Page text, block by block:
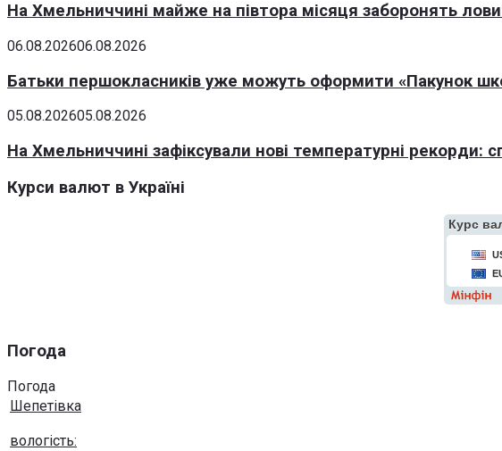
На Хмельниччині майже на півтора місяця заборонять
06.08.202606.08.2026
Батьки першокласників уже можуть оформити «Пакунок
05.08.202605.08.2026
На Хмельниччині зафіксували нові температурні рекорди:
Курси валют в Україні
Погода
Погода
Шепетівка
вологість: